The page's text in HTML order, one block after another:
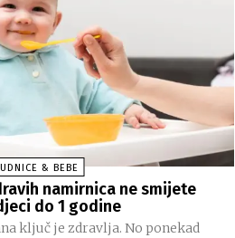
& BEBE
namirnica ne smijete
do 1 godine
ključ je zdravlja. No ponekad